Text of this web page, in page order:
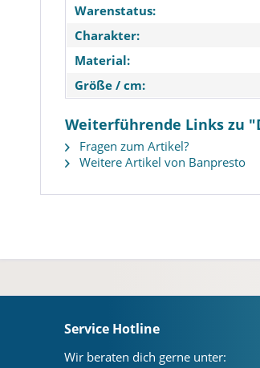
Warenstatus:
Charakter:
Material:
Größe / cm:
Weiterführende Links zu
Fragen zum Artikel?
Weitere Artikel von Banpresto
Service Hotline
Wir beraten dich gerne unter: